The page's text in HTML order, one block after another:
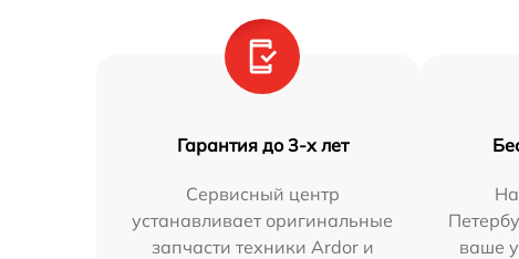
Гарантия до 3-х лет
Сервисный центр
устанавливает оригинальные
запчасти техники Ardor и
ваше